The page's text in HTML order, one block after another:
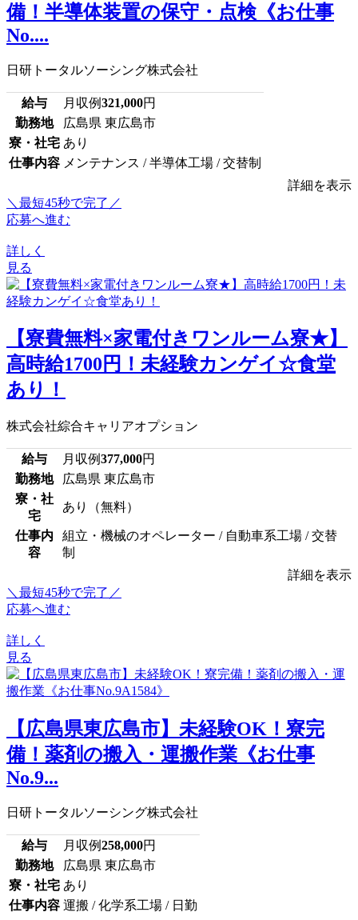
備！半導体装置の保守・点検《お仕事
No....
日研トータルソーシング株式会社
給与 月収例321,000円
勤務地
広島県 東広島市
寮・社宅 あり
仕事内容 メンテナンス / 半導体工場 / 交替制
詳細を表示
＼最短45秒で完了／
応募へ進む
詳しく
見る
【寮費無料×家電付きワンルーム寮★】
高時給1700円！未経験カンゲイ☆食堂
あり！
株式会社綜合キャリアオプション
給与 月収例377,000円
勤務地
広島県 東広島市
寮・社
宅
あり（無料）
仕事内
容
組立・機械のオペレーター / 自動車系工場 / 交替
制
詳細を表示
＼最短45秒で完了／
応募へ進む
詳しく
見る
【広島県東広島市】未経験OK！寮完
備！薬剤の搬入・運搬作業《お仕事
No.9...
日研トータルソーシング株式会社
給与 月収例258,000円
勤務地
広島県 東広島市
寮・社宅 あり
仕事内容 運搬 / 化学系工場 / 日勤